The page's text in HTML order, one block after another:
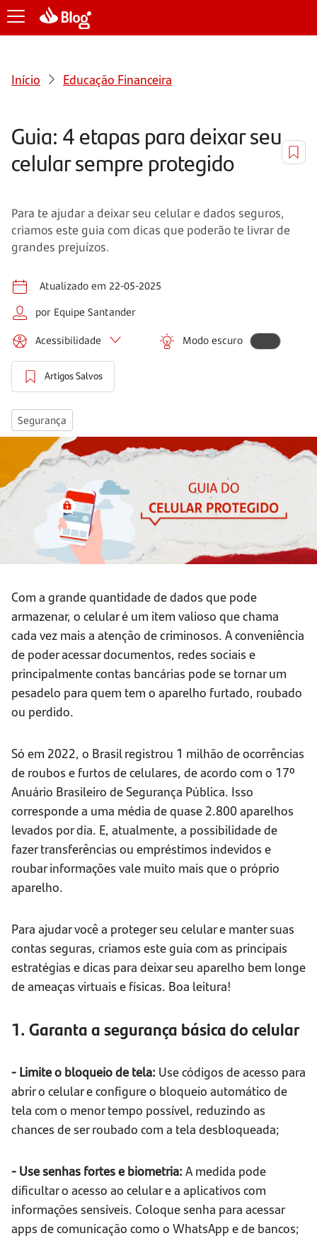
Início Educação Financeira
Guia: 4 etapas para deixar seu
celular sempre protegido
Para te ajudar a deixar seu celular e dados seguros,
criamos este guia com dicas que poderão te livrar de
grandes prejuízos.
Atualizado em 22-05-2025
por Equipe Santander
Acessibilidade Modo escuro
Artigos Salvos
Segurança
Com a grande quantidade de dados que pode
armazenar, o celular é um item valioso que chama
cada vez mais a atenção de criminosos. A conveniência
de poder acessar documentos, redes sociais e
principalmente contas bancárias pode se tornar um
pesadelo para quem tem o aparelho furtado, roubado
ou perdido.
Só em 2022, o Brasil registrou 1 milhão de ocorrências
de roubos e furtos de celulares, de acordo com o 17º
Anuário Brasileiro de Segurança Pública. Isso
corresponde a uma média de quase 2.800 aparelhos
levados por dia. E, atualmente, a possibilidade de
fazer transferências ou empréstimos indevidos e
roubar informações vale muito mais que o próprio
aparelho.
Para ajudar você a proteger seu celular e manter suas
contas seguras, criamos este guia com as principais
estratégias e dicas para deixar seu aparelho bem longe
de ameaças virtuais e físicas. Boa leitura!
1. Garanta a segurança básica do celular
- Limite o bloqueio de tela: Use códigos de acesso para
abrir o celular e configure o bloqueio automático de
tela com o menor tempo possível, reduzindo as
chances de ser roubado com a tela desbloqueada;
- Use senhas fortes e biometria: A medida pode
dificultar o acesso ao celular e a aplicativos com
informações sensíveis. Coloque senha para acessar
apps de comunicação como o WhatsApp e de bancos;